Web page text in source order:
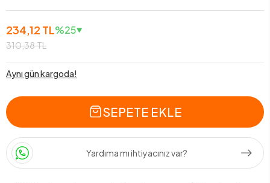
234,12 TL
310,38 TL
%25
Aynı gün kargoda!
SEPETE EKLE
Yardıma mı ihtiyacınız var?